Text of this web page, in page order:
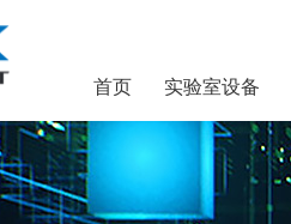
首页 实验室设备